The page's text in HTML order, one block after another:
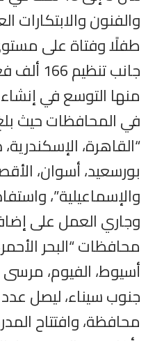
طفلًا وفتاة على
جانب
منها التوسع في
“القاهرة، الإسكندرية،
بورسعيد، أسوان،
محافظات “البحر
أسيوط، الفيوم،
محافظة، وافتتاح